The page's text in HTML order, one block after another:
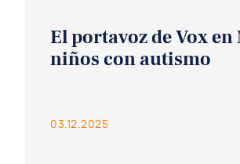
El portavoz de Vox
niños con autismo
03.12.2025